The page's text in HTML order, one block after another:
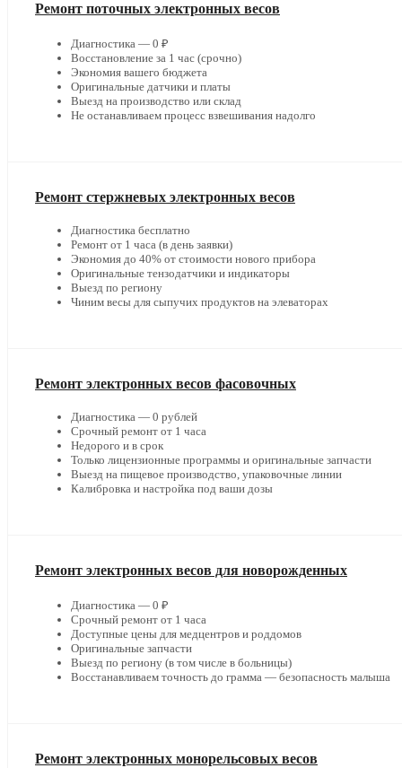
Ремонт поточных электронных весов
Диагностика — 0 ₽
Восстановление за 1 час (срочно)
Экономия вашего бюджета
Оригинальные датчики и платы
Выезд на производство или склад
Не останавливаем процесс взвешивания надолго
Ремонт стержневых электронных весов
Диагностика бесплатно
Ремонт от 1 часа (в день заявки)
Экономия до 40% от стоимости нового прибора
Оригинальные тензодатчики и индикаторы
Выезд по региону
Чиним весы для сыпучих продуктов на элеваторах
Ремонт электронных весов фасовочных
Диагностика — 0 рублей
Срочный ремонт от 1 часа
Недорого и в срок
Только лицензионные программы и оригинальные запчасти
Выезд на пищевое производство, упаковочные линии
Калибровка и настройка под ваши дозы
Ремонт электронных весов для новорожденных
Диагностика — 0 ₽
Срочный ремонт от 1 часа
Доступные цены для медцентров и роддомов
Оригинальные запчасти
Выезд по региону (в том числе в больницы)
Восстанавливаем точность до грамма — безопасность малыша
Ремонт электронных монорельсовых весов